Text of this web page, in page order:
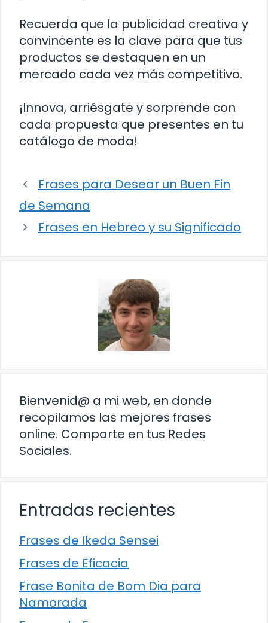
Recuerda que la publicidad creativa y
convincente es la clave para que tus
productos se destaquen en un
mercado cada vez más competitivo.
¡Innova, arriésgate y sorprende con
cada propuesta que presentes en tu
catálogo de moda!
Frases para Desear un Buen Fin
de Semana
Frases en Hebreo y su Significado
Bienvenid@ a mi web, en donde
recopilamos las mejores frases
online. Comparte en tus Redes
Sociales.
Entradas recientes
Frases de Ikeda Sensei
Frases de Eficacia
Frase Bonita de Bom Dia para
Namorada